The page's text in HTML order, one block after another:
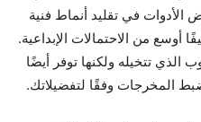
في تقليد أنماط فنية
أوسع من الاحتمالات الإبداعية.
الذي تتخيله ولكنها توفر أيضًا
المخرجات وفقًا لتفضيلاتك.